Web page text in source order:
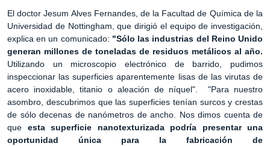
El doctor Jesum Alves Fernandes, de la Facultad de Química de la
Universidad de Nottingham, que dirigió el equipo de investigación,
explica en un comunicado: "Sólo las industrias del Reino Unido
generan millones de toneladas de residuos metálicos al año.
Utilizando un microscopio electrónico de barrido, pudimos
inspeccionar las superficies aparentemente lisas de las virutas de
acero inoxidable, titanio o aleación de níquel". "Para nuestro
asombro, descubrimos que las superficies tenían surcos y crestas
de sólo decenas de nanómetros de ancho. Nos dimos cuenta de
que esta superficie nanotexturizada podría presentar una
oportunidad única para la fabricación de